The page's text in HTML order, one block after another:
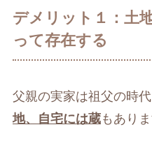
デメリット１：土
って存在する
父親の実家は祖父の時
地、自宅には蔵もありま